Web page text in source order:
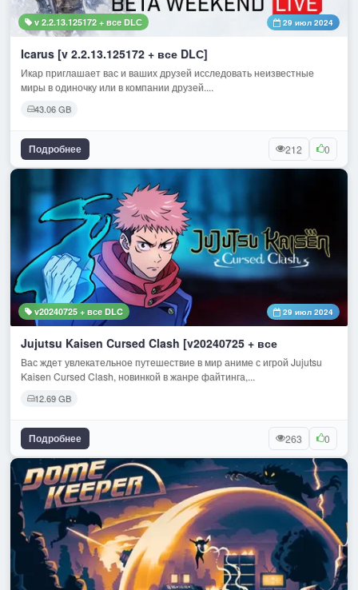
v 2.2.13.125172 + все DLС 29 июл 2024
Icarus [v 2.2.13.125172 + все DLС]
Икар приглашает вас и ваших друзей исследовать неизвестные
миры в одиночку или в компании друзей....
43.06 GB
Подробнее 212 0
v20240725 + все DLC 29 июл 2024
Jujutsu Kaisen Cursed Clash [v20240725 + все
Вас ждет увлекательное путешествие в мир аниме с игрой Jujutsu
Kaisen Cursed Clash, новинкой в жанре файтинга,...
12.69 GB
Подробнее 263 0